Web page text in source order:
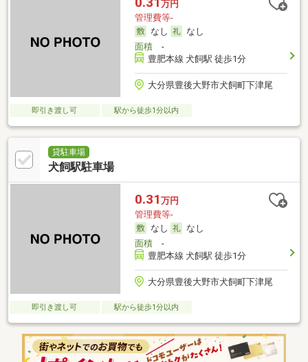
万円
管理費等-
なし
なし
面積-
豊肥本線 犬飼駅 徒歩1分
大分県豊後大野市犬飼町下津尾
即引き渡し可 駅から徒歩1分以内
貸駐車場
犬飼駅駐車場
0.31 万円
管理費等-
なし
なし
面積-
豊肥本線 犬飼駅 徒歩1分
大分県豊後大野市犬飼町下津尾
即引き渡し可 駅から徒歩1分以内